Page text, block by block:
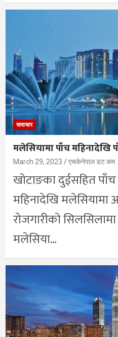
समाचार
मलेसियामा पाँच महिनादेखि
March 29, 2023 एचकेनेपाल डट कम
खोटाङका दुईसहित पाँच
महिनादेखि मलेसियामा
रोजगारीको
मलेसिया…